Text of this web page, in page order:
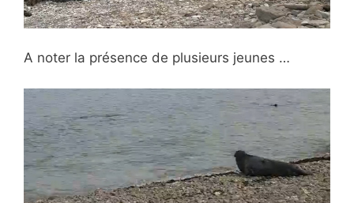
A noter la présence de plusieurs jeunes …